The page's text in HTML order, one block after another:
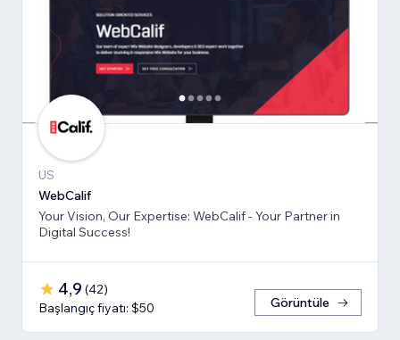
US
WebCalif
Your Vision, Our Expertise: WebCalif - Your Partner in
Digital Success!
4,9 (42)
Başlangıç fiyatı: $50
Görüntüle